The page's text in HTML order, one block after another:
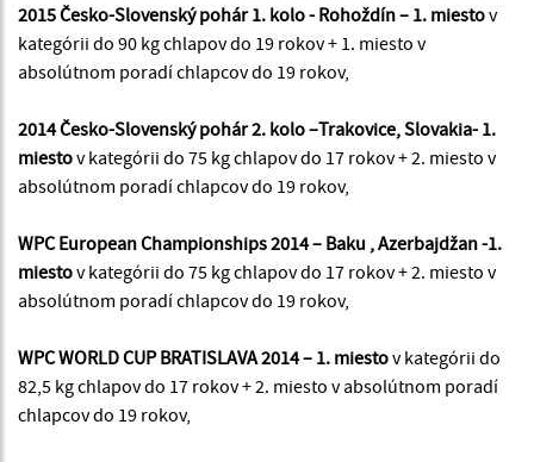
2015 Česko-Slovenský pohár 1. kolo - Rohoždín – 1. miestov
kategórii do 90 kg chlapov do 19 rokov + 1. miesto v
absolútnom poradí chlapcov do 19 rokov,
2014 Česko-Slovenský pohár 2. kolo –Trakovice, Slovakia- 1.
miestov kategórii do 75 kg chlapov do 17 rokov + 2. miesto v
absolútnom poradí chlapcov do 19 rokov,
WPC European Championships 2014 – Baku , Azerbajdžan -1.
miestov kategórii do 75 kg chlapov do 17 rokov + 2. miesto v
absolútnom poradí chlapcov do 19 rokov,
WPC WORLD CUP BRATISLAVA 2014 – 1. miestov kategórii do
82,5 kg chlapov do 17 rokov + 2. miesto v absolútnom poradí
chlapcov do 19 rokov,